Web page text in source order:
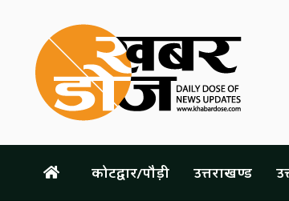
content
कोटद्वार/पौड़ी उत्तराखण्ड